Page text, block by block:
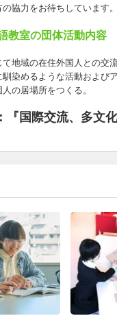
協力をお待ちしています
教室の団体活動内容
地域の在住外国人との交流
染めるような活動および
の居場所をつくる。
国際交流、多文化